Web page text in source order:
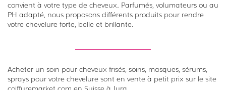
s
t
s
é
s
r
a
convient à votre type de cheveux. Parfumés, volumateurs ou au
PH adapté, nous proposons différents produits pour rendre
votre chevelure forte, belle et brillante.
Acheter un soin pour cheveux frisés, soins, masques, sérums,
sprays pour votre chevelure sont en vente à petit prix sur le site